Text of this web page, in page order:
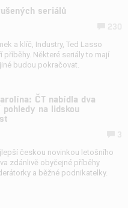
seriálů
a klíč, Industry, Ted Lasso
příběhy. Některé seriály to mají
budou pokračovat.
ČT nabídla dva
na lidskou
českou novinkou letošního
zdánlivě obyčejné příběhy
a běžné podnikatelky.